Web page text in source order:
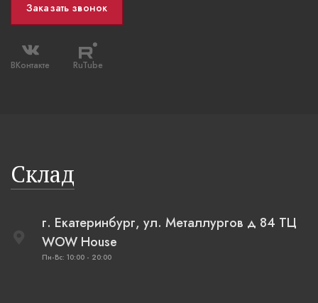
Заказать звонок
ВКонтакте RuTube
Склад
г. Екатеринбург, ул. Металлургов д 84 ТЦ
WOW House
Пн-Вс: 10:00 - 20:00